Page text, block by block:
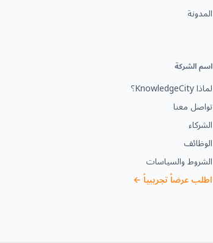
المدونة
اسم الشركة
لماذا KnowledgeCity؟
تواصل معنا
الشركاء
الوظائف
الشروط والسياسات
اطلب عرضاً تجريبياً ←